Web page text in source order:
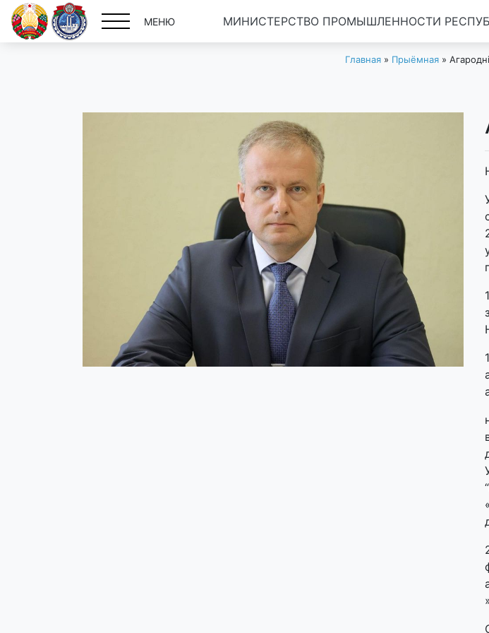
МЕНЮ МИНИСТЕРСТВО ПРОМЫШЛЕННОСТИ
Главная » Прыёмная »